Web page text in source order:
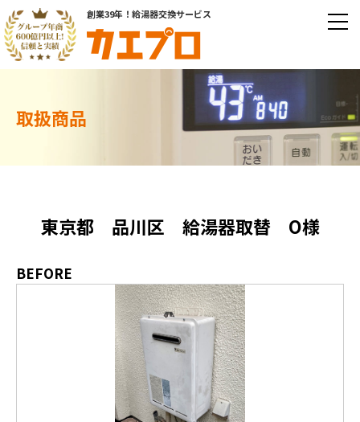
創業39年！給湯器交換サービス
取扱商品
東京都 品川区 給湯器取替 O様
BEFORE